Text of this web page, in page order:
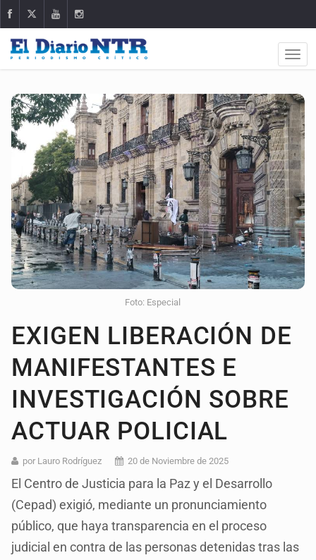
Foto: Especial
EXIGEN LIBERACIÓN DE
MANIFESTANTES E
INVESTIGACIÓN SOBRE
ACTUAR POLICIAL
por Lauro Rodríguez 20 de Noviembre de 2025
El Centro de Justicia para la Paz y el Desarrollo
(Cepad) exigió, mediante un pronunciamiento
público, que haya transparencia en el proceso
judicial en contra de las personas detenidas tras las